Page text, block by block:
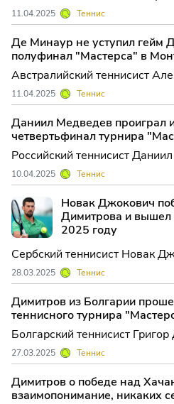
полуфинал турнира серии
призовой фонд которого
евро. В четвертьфинале ту...
11.04.2025 Теннис
Де Минаур не уступил гейм
полуфинал "Мастерса" в
Австралийский теннисист
полуфинал турнира серии
призовой фонд которого
евро. В четвертьфинале ...
11.04.2025 Теннис
Даниил Медведев проиграл
четвертьфинал турнира
Российский теннисист
выйти в четвертьфинал
Монте-Карло, призовой фонд
миллиона евро. Во встрече ...
10.04.2025 Теннис
Новак Джокович
Димитрова и вышел
2025 году
Сербский теннисист Новак
болгарина Григора
матче турнира серии
фонд которого составляет
28.03.2025 Теннис
Димитров из Болгарии
теннисного турнира
Болгарский теннисист
полуфинал турнира серии
призовой фонд которого
долларов. В четвертьфинале
27.03.2025 Теннис
Димитров о победе над
взаимопонимание, никаких